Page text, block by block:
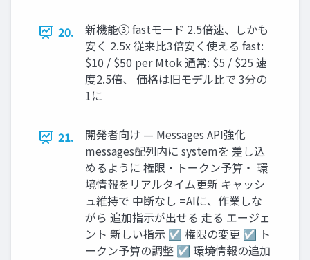
20.
新機能③ fastモード 2.5倍速、しかも
安く 2.5x 従来比3倍安く使える fast:
$10 / $50 per Mtok 通常: $5 / $25 速
度2.5倍、 価格は旧モデル比で 3分の
1に
21.
開発者向け — Messages API強化
messages配列内に systemを 差し込
めるように 権限・トークン予算・ 環
境情報をリアルタイム更新 キャッシ
ュ維持で 中断なし =AIに、作業しな
がら 追加指示が出せる 走る エージェ
ント 新しい指示 ☑ 権限の変更 ☑ ト
ークン予算の調整 ☑ 環境情報の追加